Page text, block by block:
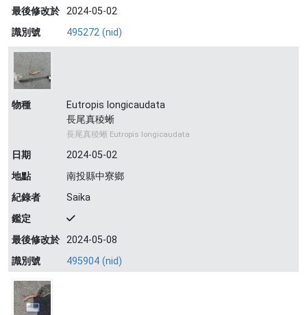
最後修改於 2024-05-02
識別號
495272 (nid)
物種
Eutropis longicaudata
長尾真稜蜥
長尾真稜蜥 Eutropis longicaudata
日期
2024-05-02
地點
南投縣中寮鄉
紀錄者
Saika
鑑定
最後修改於 2024-05-08
識別號
495904 (nid)